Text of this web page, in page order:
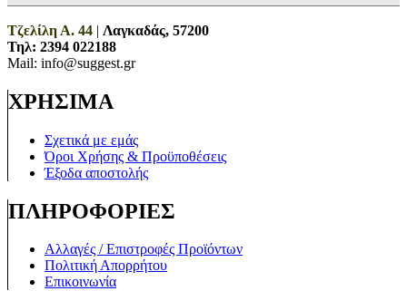
Τζελίλη Α. 44 | Λαγκαδάς, 57200
Τηλ: 2394 022188
Mail: info@suggest.gr
ΧΡΗΣΙΜΑ
Σχετικά με εμάς
Όροι Χρήσης & Προϋποθέσεις
Έξοδα αποστολής
ΠΛΗΡΟΦΟΡΙΕΣ
Αλλαγές / Επιστροφές Προϊόντων
Πολιτική Απορρήτου
Επικοινωνία